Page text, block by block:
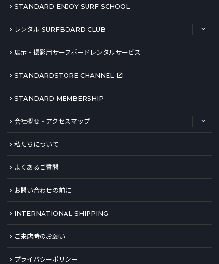
STANDARD ENJOY SURF SCHOOL
レンタル SURFBOARD CLUB
展示・撮影用サーフボードレンタルサービス
STANDARDSTORE CHANNEL
STANDARD MEMBERSHIP
会社概要・アクセスマップ
私たちについて
よくあるご質問
お問い合わせの前に
INTERNATIONAL SHIPPING
ご来店時のお願い
プライバシーポリシー